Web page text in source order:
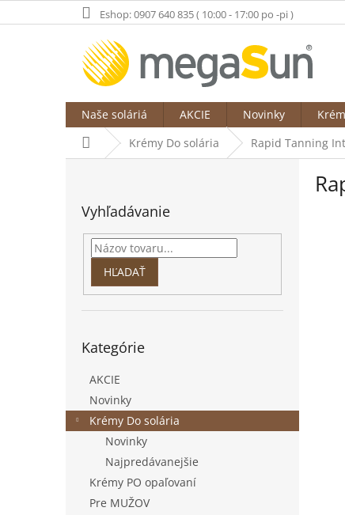
na
Eshop: 0907 640 835 ( 10:00 - 17:00 po -pi )
Naše soláriá AKCIE Novinky
DomovKrémy Do solária Rapid Tanning
Vyhľadávanie
HĽADAŤ
kategórie
Kategórie
AKCIE
Novinky
Krémy Do solária
Novinky
Najpredávanejšie
Krémy PO opaľovaní
Pre MUŽOV